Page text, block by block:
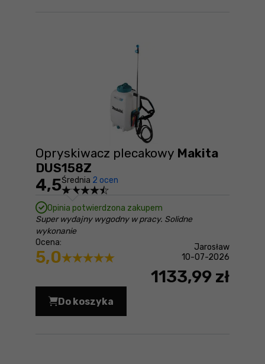
Opryskiwacz plecakowy Makita
DUS158Z
4,5Średnia 2 ocen
Opinia potwierdzona zakupem
Super wydajny wygodny w pracy. Solidne
wykonanie
Ocena:
5,0
Jarosław
10-07-2026
1133,99 zł
Do koszyka
Opryskiwacz plecakowy Makita